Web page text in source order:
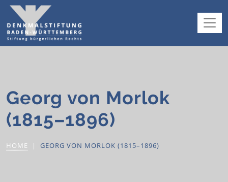
Georg von Morlok
(1815–1896)
HOME GEORG VON MORLOK (1815–1896)